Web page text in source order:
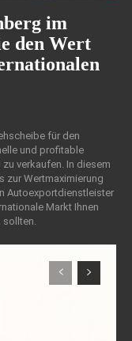
im
den Wert
für den
und profitable
verkaufen. In diesem
zur Wertmaximierung
Autoexportdienstleister
Markt Ihnen